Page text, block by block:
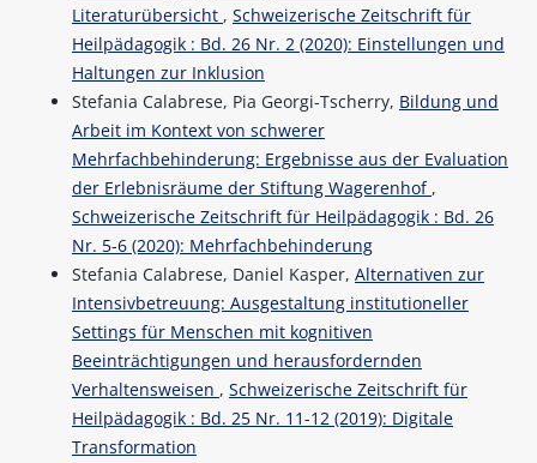
Literaturübersicht , Schweizerische Zeitschrift für
Heilpädagogik : Bd. 26 Nr. 2 (2020): Einstellungen und
Haltungen zur Inklusion
Stefania Calabrese, Pia Georgi-Tscherry, Bildung und
Arbeit im Kontext von schwerer
Mehrfachbehinderung: Ergebnisse aus der Evaluation
der Erlebnisräume der Stiftung Wagerenhof ,
Schweizerische Zeitschrift für Heilpädagogik : Bd. 26
Nr. 5-6 (2020): Mehrfachbehinderung
Stefania Calabrese, Daniel Kasper, Alternativen zur
Intensivbetreuung: Ausgestaltung institutioneller
Settings für Menschen mit kognitiven
Beeinträchtigungen und herausfordernden
Verhaltensweisen , Schweizerische Zeitschrift für
Heilpädagogik : Bd. 25 Nr. 11-12 (2019): Digitale
Transformation